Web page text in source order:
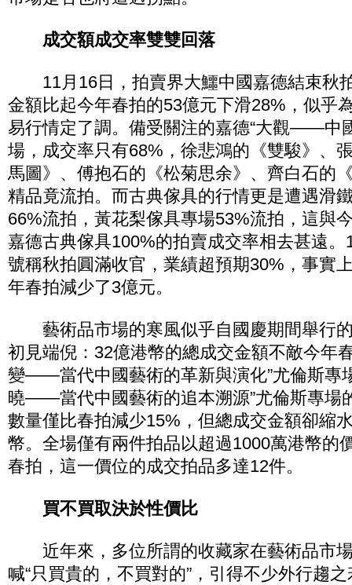
成交額成交率雙雙回落
11月16日，拍賣界大鱷中國嘉德結束秋
金額比起今年春拍的53億元下滑28%，似乎
易行情定了調。備受關注的嘉德“大觀——中
場，成交率只有68%，徐悲鴻的《雙駿》、
馬圖》、傅抱石的《松菊思余》、齊白石的
精品竟流拍。而古典傢具的行情更是遭遇滑
66%流拍，黃花梨傢具專場53%流拍，這與
嘉德古典傢具100%的拍賣成交率相去甚遠
號稱秋拍圓滿收官，業績超預期30%，事實
年春拍減少了3億元。
藝術品市場的寒風似乎自國慶期間舉行
初見端倪：32億港幣的總成交金額不敵今年
變——當代中國藝術的革新與演化”尤倫斯專
曉——當代中國藝術的追本溯源”尤倫斯專場
數量僅比春拍減少15%，但總成交金額卻縮
幣。全場僅有兩件拍品以超過1000萬港幣的
春拍，這一價位的成交拍品多達12件。
買不買取決於性價比
近年來，多位所謂的收藏家在藝術品市場
喊“只買貴的，不買對的”，引得不少外行趨